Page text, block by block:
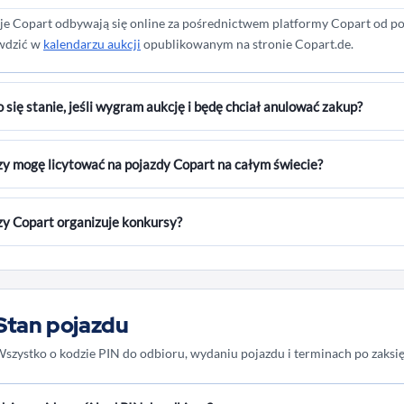
mogę odebrać mój pojazd?Odbiór pojazdów na placach odbywa się
w soboty nie jest jeszcze możliwy.
Copart odbywają się online za pośrednictwem platformy Copart od
w kalendarzu aukcji opublikowanym na stronie Copart.de.
się stanie, jeśli wygram aukcję i będę chciał anulować zakup?
złożone oferty są wiążące. Po otrzymaniu faktury można albo
od zakupu naliczana jest opłata za przywrócenie stanu
dla klientów prywatnych.
mogę licytować na pojazdy Copart na całym świecie?
sprzedaje pojazdy w wielu krajach na całym świecie. Aby móc brać
w każdym oddziale (kraju) z osobna. Po weryfikacji danych
Przegląd naszych lokalizacji znajdziesz na samym dole naszej
Copart organizuje konkursy?
pojazdu
o kodzie PIN do odbioru, wydaniu pojazdu i terminach po